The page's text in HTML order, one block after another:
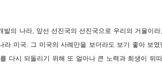
발의 나라, 앞선 선진국의 선진국으로 우리의 거울이
라 미국. 그 미국의 사례만을 보더라도 보기 좋아 보
다시 되돌리기 위해 또 얼마나 큰 노력과 희생이 뒤